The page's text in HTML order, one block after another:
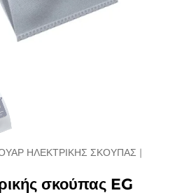
ΗΛΕΚΤΡΙΚΉΣ ΣΚΟΎΠΑΣ |
σκούπας EG